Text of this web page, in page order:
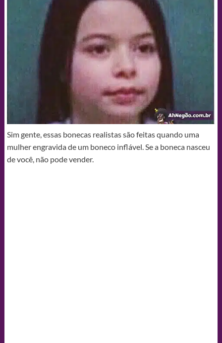
Sim gente, essas bonecas realistas são feitas quando uma
mulher engravida de um boneco inflável. Se a boneca nasceu
de você, não pode vender.